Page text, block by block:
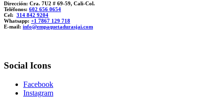
Dirección: Cra. 7U2 # 69-59, Cali-Col.
Teléfonos: 602 656 0654
Cel: 314 842 9204
Whatsapp: +1 7867 129 718
E-mail: info@empaquetadurasjai.com
Social Icons
Facebook
Instagram